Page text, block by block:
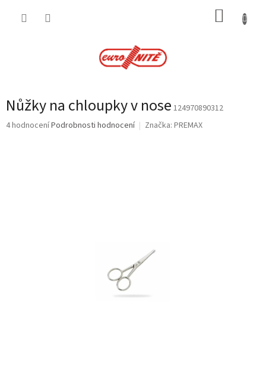
Nůžky na chloupky v nose 124970890312
Průměrné
4 hodnoceníPodrobnosti hodnocení Značka: PREMAX